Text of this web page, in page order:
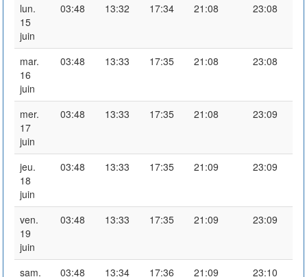
lun.
15
juin
03:48 13:32 17:34 21:08 23:08
mar.
16
juin
03:48 13:33 17:35 21:08 23:08
mer.
17
juin
03:48 13:33 17:35 21:08 23:09
jeu.
18
juin
03:48 13:33 17:35 21:09 23:09
ven.
19
juin
03:48 13:33 17:35 21:09 23:09
sam. 03:48 13:34 17:36 21:09 23:10